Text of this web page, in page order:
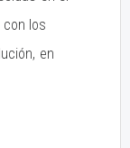
los
en